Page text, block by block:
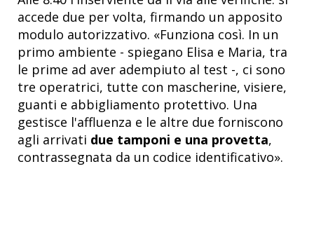
accede due per volta, firmando un apposito
modulo autorizzativo. «Funziona così. In un
primo ambiente - spiegano Elisa e Maria, tra
le prime ad aver adempiuto al test -, ci sono
tre operatrici, tutte con mascherine, visiere,
guanti e abbigliamento protettivo. Una
gestisce l'affluenza e le altre due forniscono
agli arrivati due tamponi e una provetta,
contrassegnata da un codice identificativo».